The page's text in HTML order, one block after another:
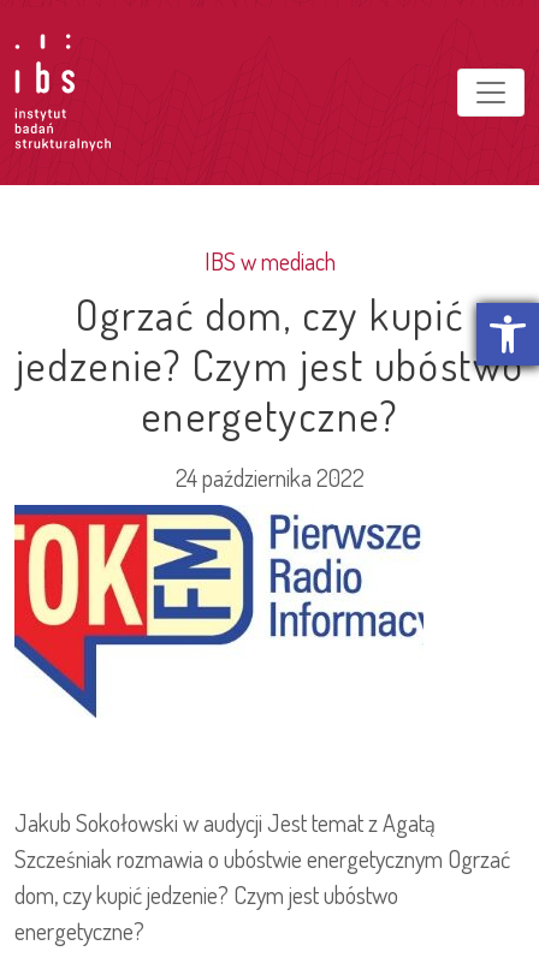
Otwórz
IBS w mediach
Ogrzać dom, czy kupić
jedzenie? Czym jest ubóstwo
energetyczne?
24 października 2022
Jakub Sokołowski w audycji Jest temat z Agatą
Szcześniak rozmawia o ubóstwie energetycznym Ogrzać
dom, czy kupić jedzenie? Czym jest ubóstwo
energetyczne?